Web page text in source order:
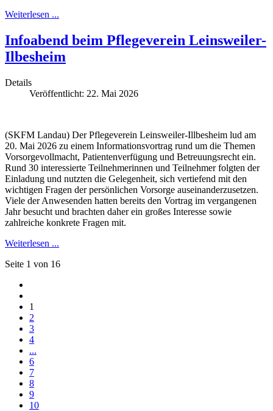
Weiterlesen ...
Infoabend beim Pflegeverein Leinsweiler-
Ilbesheim
Details
Veröffentlicht: 22. Mai 2026
(SKFM Landau) Der Pflegeverein Leinsweiler-Illbesheim lud am
20. Mai 2026 zu einem Informationsvortrag rund um die Themen
Vorsorgevollmacht, Patientenverfügung und Betreuungsrecht ein.
Rund 30 interessierte Teilnehmerinnen und Teilnehmer folgten der
Einladung und nutzten die Gelegenheit, sich vertiefend mit den
wichtigen Fragen der persönlichen Vorsorge auseinanderzusetzen.
Viele der Anwesenden hatten bereits den Vortrag im vergangenen
Jahr besucht und brachten daher ein großes Interesse sowie
zahlreiche konkrete Fragen mit.
Weiterlesen ...
Seite 1 von 16
1
2
3
4
...
6
7
8
9
10